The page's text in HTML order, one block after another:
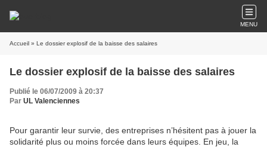
MENU
Accueil » Le dossier explosif de la baisse des salaires
Le dossier explosif de la baisse des salaires
Publié le 06/07/2009 à 20:37
Par UL Valenciennes
Pour garantir leur survie, des entreprises n’hésitent pas à jouer la
solidarité plus ou moins forcée dans leurs équipes. En jeu, la